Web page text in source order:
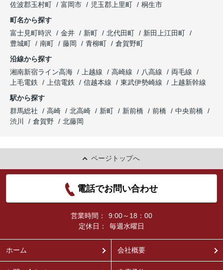
佐波郡玉村町
富岡市 児玉郡上里町
桐生市
町名から探す
富士見町時沢
金井 新町 北代田町
新田上江田町
豊城町
南町 藤岡 青柳町
倉賀野町
沿線から探す
湘南新宿ライン高海
上越線 高崎線 八高線
両毛線
上毛電鉄
上信電鉄 信越本線 東武伊勢崎線
上越新幹線
駅から探す
群馬総社
高崎 北高崎 新町 新前橋 前橋
中央前橋
渋川
倉賀野 北藤岡
ページトップへ
電話でお問い合わせ
営業時間：
9:00～18：00
定休日：
毎週水曜日
ホーム 会社概要